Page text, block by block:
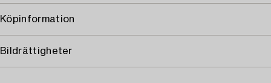
Köpinformation
Bildrättigheter